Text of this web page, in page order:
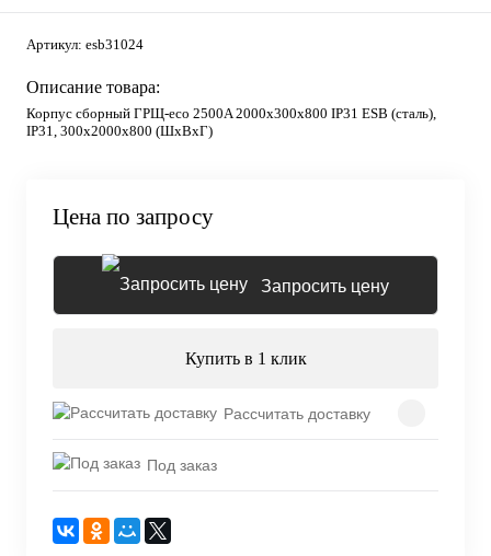
Артикул: esb31024
Описание товара:
Корпус сборный ГРЩ-eco 2500A 2000х300х800 IP31 ESB (сталь),
IP31, 300х2000х800 (ШхВхГ)
Цена по запросу
Запросить цену
Купить в 1 клик
Рассчитать доставку
Под заказ